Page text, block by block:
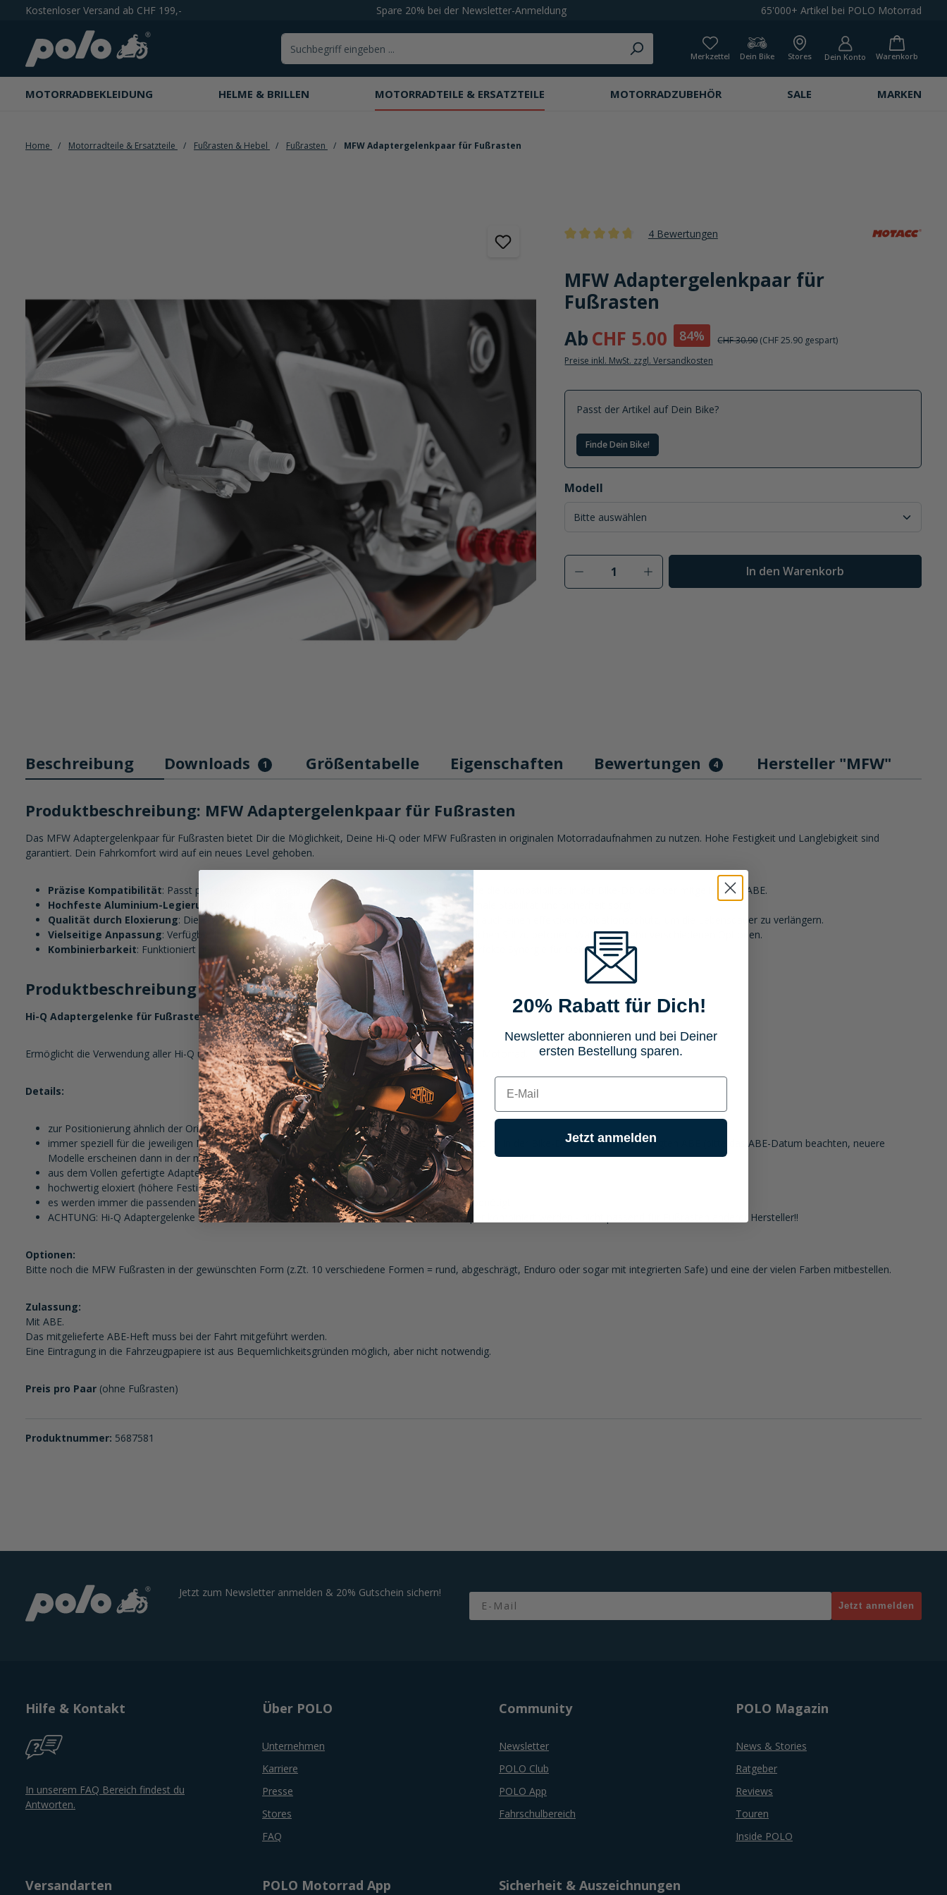
Zur Hauptnavigation springen
Kostenloser Versand ab CHF 199,- Spare 20% bei der Newsletter-Anmeldung 65'000+ Artikel bei POLO Motorrad
Merkzettel Dein Bike Stores Dein Konto Warenkorb
MOTORRADBEKLEIDUNG HELME & BRILLEN MOTORRADTEILE & ERSATZTEILE MOTORRADZUBEHÖR SALE MARKEN
Home Motorradteile & Ersatzteile Fußrasten & Hebel Fußrasten MFW Adaptergelenkpaar für Fußrasten
4 Bewertungen
MFW Adaptergelenkpaar für
Fußrasten
AbCHF 5.00 84% CHF 30.90 (CHF 25.90 gespart)
Preise inkl. MwSt. zzgl. Versandkosten
Passt der Artikel auf Dein Bike?
Finde Dein Bike!
Modell
auswählen
Produkt Anzahl: Gib den gewünschten Wert ein
In den Warenkorb
Beschreibung Downloads 1 Größentabelle Eigenschaften Bewertungen 4 Hersteller "MFW"
Produktbeschreibung: MFW Adaptergelenkpaar für Fußrasten
Das MFW Adaptergelenkpaar für Fußrasten bietet Dir die Möglichkeit, Deine Hi-Q oder MFW Fußrasten in originalen Motorradaufnahmen zu nutzen. Hohe Festigkeit und Langlebigkeit sind
garantiert. Dein Fahrkomfort wird auf ein neues Level gehoben.
Präzise Kompatibilität: Passt perfekt an die Originalaufnahmen Deines Motorrads. Überprüfe die Kompatibilität in der Bike-DB oder der mitgelieferten ABE.
Hochfeste Aluminium-Legierung
: Die Adapter sind aus dem Vollen gefertigt, was für maximale Stabilität und Sicherheit sorgt.
Qualität durch Eloxierung: Die Eloxierung bietet nicht nur Schutz gegen Abnutzung, sondern auch einen effektiven Oxidationsschutz, um die Lebensdauer zu verlängern.
Vielseitige Anpassung: Verfügbar in verschiedenen Formen und Farben, um Deinen persönlichen Stil zu betonen. Wähle aus zehn verschiedenen Optionen.
Kombinierbarkeit: Funktioniert nur in Kombination mit Hi-Q oder MFW Fußrastenkörpern. Perfekte Synergie für Dein Motorrad.
Produktbeschreibung im Detail:
Hi-Q Adaptergelenke für Fußrasten
Ermöglicht die Verwendung aller Hi-Q und MFW Aluminium-Fußrasten in den Originalaufnahmen am Motorrad.
Details:
zur Positionierung ähnlich der Originalraste
immer speziell für die jeweiligen Modelle passend - welcher Adapter für Euer Modell passt findet Ihr in der Bike-DB oder in der hinterlegten ABE (bitte das ABE-Datum beachten, neuere
Modelle erscheinen dann in der mitgelieferten ABE)
aus dem Vollen gefertigte Adapter aus einer hochfesten Aluminium-Legierung
hochwertig eloxiert (höhere Festigkeit, unempfindlicher gegen Abnutzung, Oxidationsschutz)
es werden immer die passenden Adaptergelenke für Euer Motorrad und die Fußrastenkörper benötigt
ACHTUNG: Hi-Q Adaptergelenke für Fußrasten können nur mit Hi-Q oder MFW Fußrastenkörper kombiniert werden - nicht passend für Fußrasten anderer Hersteller!!
Optionen:
Bitte noch die MFW Fußrasten in der gewünschten Form (z.Zt. 10 verschiedene Formen = rund, abgeschrägt, Enduro oder sogar mit integrierten Safe) und eine der vielen Farben mitbestellen.
Zulassung:
Mit ABE.
Das mitgelieferte ABE-Heft muss bei der Fahrt mitgeführt werden.
Eine Eintragung in die Fahrzeugpapiere ist aus Bequemlichkeitsgründen möglich, aber nicht notwendig.
Preis pro Paar (ohne Fußrasten)
Produktnummer: 5687581
Jetzt zum Newsletter anmelden & 20% Gutschein sichern! Email
Jetzt anmelden
Hilfe & Kontakt
In unserem FAQ Bereich findest du
Antworten.
Über POLO
Unternehmen
Karriere
Presse
Stores
FAQ
Community
Newsletter
POLO Club
POLO App
Fahrschulbereich
POLO Magazin
News & Stories
Ratgeber
Reviews
Touren
Inside POLO
Versandarten POLO Motorrad App Sicherheit & Auszeichnungen
20% Rabatt für Dich!
Newsletter abonnieren und bei Deiner
ersten Bestellung sparen.
E-mail
Jetzt anmelden